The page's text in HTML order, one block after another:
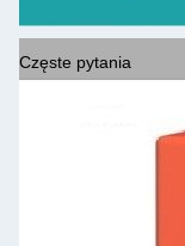
Częste pytania